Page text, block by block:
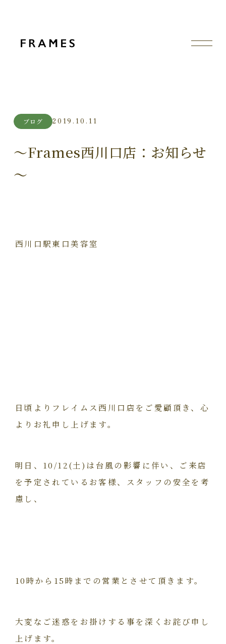
ブログ 2019.10.11
～Frames西川口店：お知らせ
～
西川口駅東口美容室
日頃よりフレイムス西川口店をご愛顧頂き、心
よりお礼申し上げます。
明日、10/12(土)は台風の影響に伴い、ご来店
を予定されているお客様、スタッフの安全を考
慮し、
10時から15時までの営業とさせて頂きます。
大変なご迷惑をお掛けする事を深くお詫び申し
上げます。